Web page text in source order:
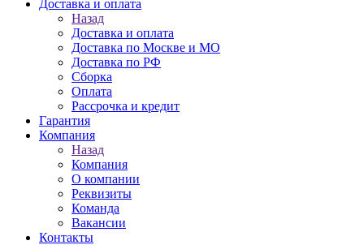
Доставка и оплата
Назад
Доставка и оплата
Доставка по Москве и МО
Доставка по РФ
Сборка
Оплата
Рассрочка и кредит
Гарантия
Компания
Назад
Компания
О компании
Реквизиты
Команда
Вакансии
Контакты